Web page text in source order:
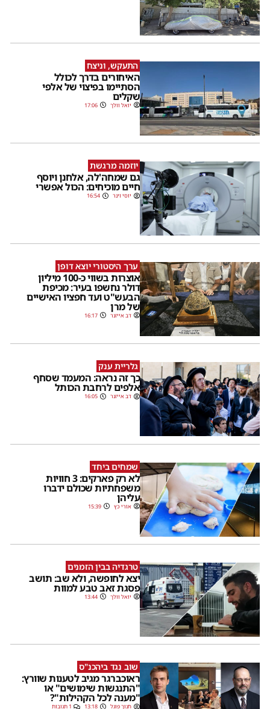
התעקש, וניצח
האיחורים בדרך לכולל
הסתיימו בפיצוי של אלפי
שקלים
יואל וולך 17:06
יוזמה מרגשת
גם שמחה'לה, אלחנן ויוסף
חיים מוכיחים: הכול אפשרי
יוסי וינר 16:54
ערך היסטורי יוצא דופן
אוצרות בשווי כ-100 מיליון
דולר נחשפו בעיר: מכיפת
הבעש"ט ועד חפציו האישיים
של מרן
דב אייזנר 16:17
גלריית ענק
כך זה נראה: המעמד שסחף
אלפים לרחבת הכותל
דב אייזנר 16:05
שמחים ביחד
לא רק פארקים: 3 חוויות
משפחתיות שכולם ידברו
עליהן
אורי כץ 15:39
טרגדיה בבין הזמנים
יצא לחופשה, ולא שב: תושב
פסגת זאב טבע למוות
יואל וולך 13:44
שוב נגד ביהכנ"ס
ראוכברגר מגיב לטענות שוורץ:
"התנגשות שימושים" או
"מענה לכל הקהילות"?
חנוך פוגל 13:18 1 תגובות